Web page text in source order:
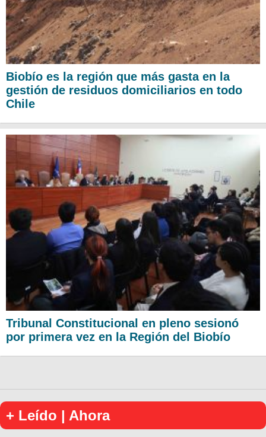
Biobío es la región que más gasta en la
gestión de residuos domiciliarios en todo
Chile
Tribunal Constitucional en pleno sesionó
por primera vez en la Región del Biobío
+ Leído | Ahora